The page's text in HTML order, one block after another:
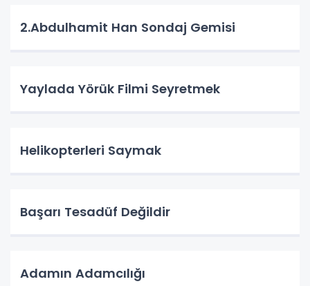
2.Abdulhamit Han Sondaj Gemisi
Yaylada Yörük Filmi Seyretmek
Helikopterleri Saymak
Başarı Tesadüf Değildir
Adamın Adamcılığı